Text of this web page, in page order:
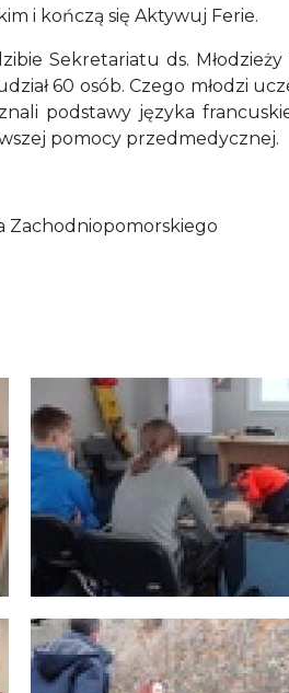
i kończą się Aktywuj Ferie.
Sekretariatu ds.
60 osób. Czego młodzi
podstawy języka
pomocy przedmedycznej.
Zachodniopomorskiego